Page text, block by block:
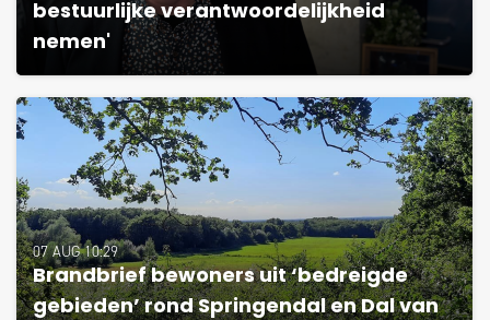
bestuurlijke verantwoordelijkheid
nemen'
07 AUG 10:29
Brandbrief bewoners uit ‘bedreigde
gebieden’ rond Springendal en Dal van